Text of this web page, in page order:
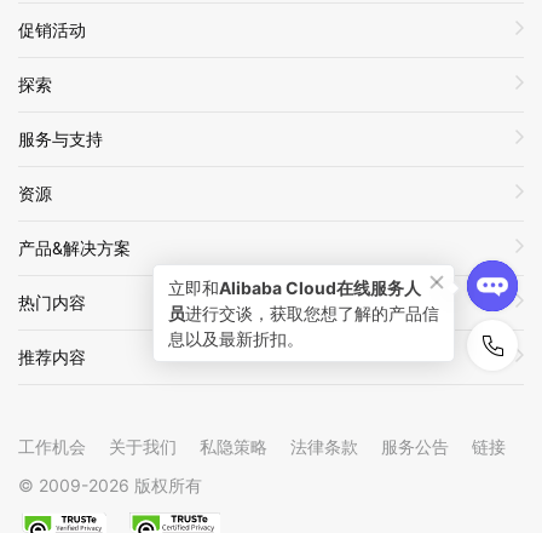
促销活动
探索
服务与支持
资源
产品&解决方案
热门内容
推荐内容
工作机会 关于我们 私隐策略 法律条款 服务公告
链接
© 2009-2026 版权所有
立即和Alibaba Cloud在线服务人
员进行交谈，获取您想了解的产品信
息以及最新折扣。